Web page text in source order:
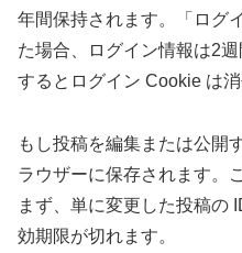
年間保持されます。「ログ
た場合、ログイン情報は2
するとログイン Cookie は消
もし投稿を編集または公開
ラウザーに保存されます。
まず、単に変更した投稿の
効期限が切れます。